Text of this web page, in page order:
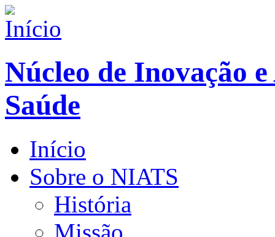
Núcleo de Inovação
Saúde
Início
Sobre o NIATS
História
Missão